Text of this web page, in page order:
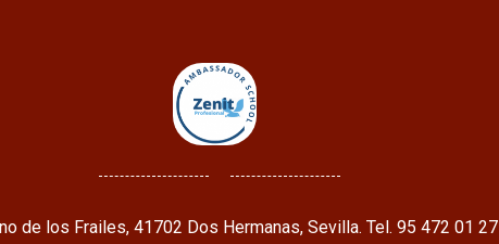
de los Frailes, 41702 Dos Hermanas, Sevilla. Tel. 95 472 01 27